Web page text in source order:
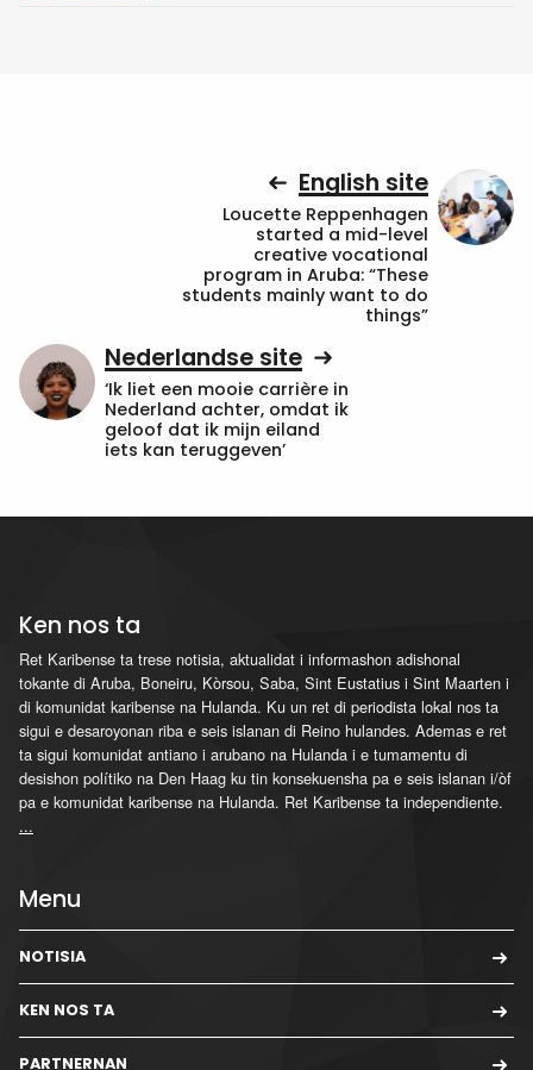
English site
Loucette Reppenhagen
started a mid-level
creative vocational
program in Aruba: “These
students mainly want to do
things”
Nederlandse site
‘Ik liet een mooie carrière in
Nederland achter, omdat ik
geloof dat ik mijn eiland
iets kan teruggeven’
Ken nos ta
Ret Karibense ta trese notisia, aktualidat i informashon adishonal
tokante di Aruba, Boneiru, Kòrsou, Saba, Sint Eustatius i Sint Maarten i
di komunidat karibense na Hulanda. Ku un ret di periodista lokal nos ta
sigui e desaroyonan riba e seis islanan di Reino hulandes. Ademas e ret
ta sigui komunidat antiano i arubano na Hulanda i e tumamentu di
desishon polítiko na Den Haag ku tin konsekuensha pa e seis islanan i/òf
pa e komunidat karibense na Hulanda. Ret Karibense ta independiente.
...
Menu
NOTISIA
KEN NOS TA
PARTNERNAN